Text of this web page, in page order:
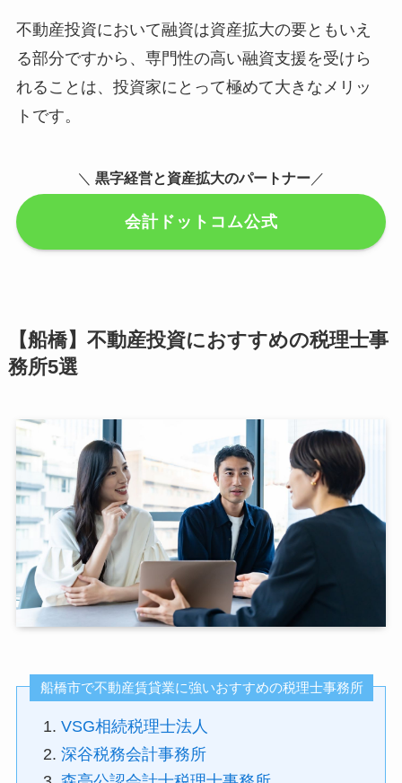
不動産投資において融資は資産拡大の要ともいえ
る部分ですから、専門性の高い融資支援を受けら
れることは、投資家にとって極めて大きなメリッ
トです。
＼ 黒字経営と資産拡大のパートナー ／
会計ドットコム公式
【船橋】不動産投資におすすめの税理士事
務所5選
船橋市で不動産賃貸業に強いおすすめの税理士事務所
VSG相続税理士法人
深谷税務会計事務所